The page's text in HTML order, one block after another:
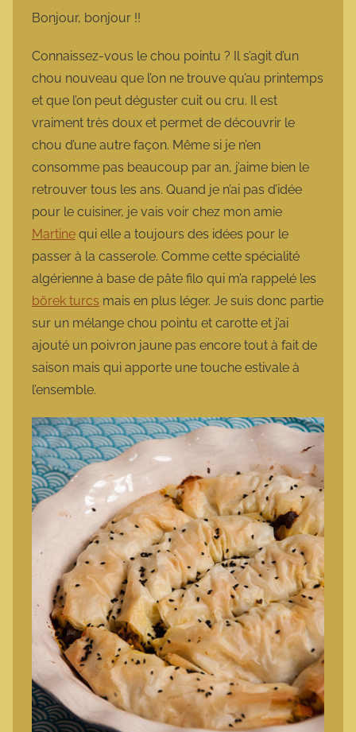
o
t
t
e
Bonjour, bonjour !!
Connaissez-vous le chou pointu ? Il s’agit d’un
chou nouveau que l’on ne trouve qu’au printemps
et que l’on peut déguster cuit ou cru. Il est
vraiment très doux et permet de découvrir le
chou d’une autre façon. Même si je n’en
consomme pas beaucoup par an, j’aime bien le
retrouver tous les ans. Quand je n’ai pas d’idée
pour le cuisiner, je vais voir chez mon amie
Martine qui elle a toujours des idées pour le
passer à la casserole. Comme cette spécialité
algérienne à base de pâte filo qui m’a rappelé les
börek turcs mais en plus léger. Je suis donc partie
sur un mélange chou pointu et carotte et j’ai
ajouté un poivron jaune pas encore tout à fait de
saison mais qui apporte une touche estivale à
l’ensemble.